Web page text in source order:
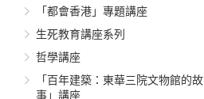
「都會香港」專題講座
生死教育講座系列
哲學講座
「百年建築：東華三院文物館的故
事」講座